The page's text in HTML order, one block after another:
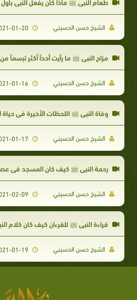
الشيخ حسن الحسيني 2021-01-20
مزاح النبي ﷺ ما رأيت أحداً أكثر تبسماً
الشيخ حسن الحسيني 2021-01-16
وفاة النبي ﷺ اللحظات الأخيرة في حياة
الشيخ حسن الحسيني
رحمة النبي ﷺ كيف كان المسجد في
الشيخ حسن الحسيني 2021-02-09
قراءة النبي ﷺ للقرءان كيف كان كلام
الشيخ حسن الحسيني 2021-01-19